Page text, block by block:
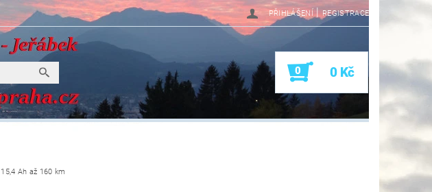
PŘIHLÁŠENÍ | REGISTRACE
0 0 Kč
Ah až 160 km